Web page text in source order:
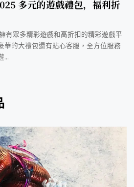
多元的遊戲禮包，福利折
有眾多精彩遊戲和高折扣的精彩遊戲平
華的大禮包還有貼心客服，全方位服務
…